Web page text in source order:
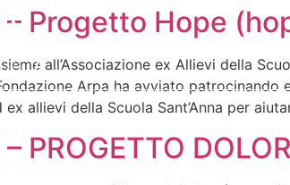
Progetto Hope
all’Associazione ex Allievi della
Arpa ha avviato
ex allievi della Scuola Sant’Anna per
PROGETTO